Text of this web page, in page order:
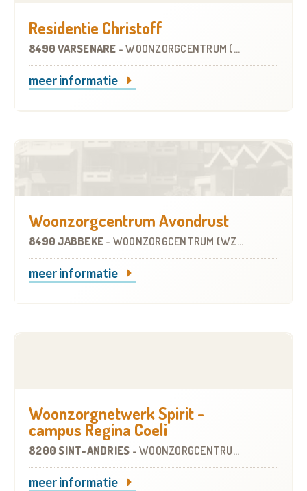
Residentie Christoff
8490 VARSENARE -WOONZORGCENTRUM (WZC)
meer informatie
Woonzorgcentrum Avondrust
8490 JABBEKE - WOONZORGCENTRUM (WZC)
meer informatie
Woonzorgnetwerk Spirit -
campus Regina Coeli
8200 SINT-ANDRIES - WOONZORGCENTRUM (WZC)
meer informatie